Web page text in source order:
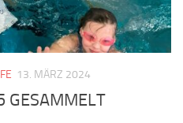
13. MÄRZ 2024
GESAMMELT